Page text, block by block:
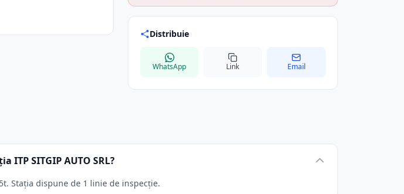
Distribuie
WhatsApp Link Email
ITP SITGIP AUTO SRL?
Stația dispune de 1 linie de inspecție.